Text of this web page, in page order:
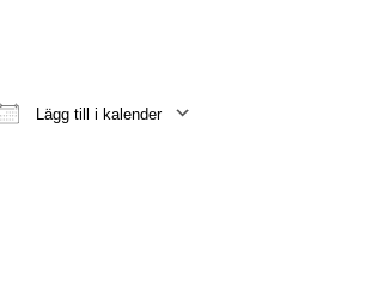
Lägg till i kalender